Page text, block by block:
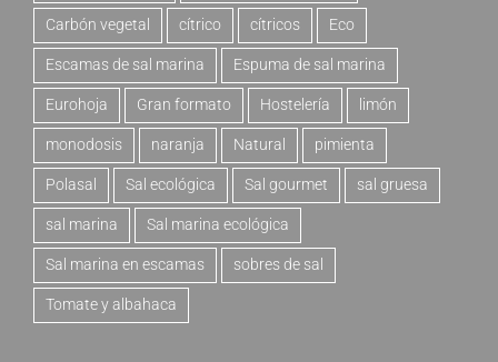
Carbón vegetal cítrico cítricos Eco
Escamas de sal marina Espuma de sal marina
Eurohoja Gran formato Hostelería limón
monodosis naranja Natural pimienta
Polasal Sal ecológica Sal gourmet sal gruesa
sal marina Sal marina ecológica
Sal marina en escamas sobres de sal
Tomate y albahaca